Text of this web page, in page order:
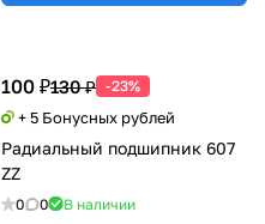
100 ₽130 ₽ -23%
+ 5 Бонусных рублей
Радиальный подшипник 607
ZZ
0 0 В наличии